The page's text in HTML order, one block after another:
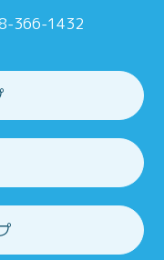
366-1432